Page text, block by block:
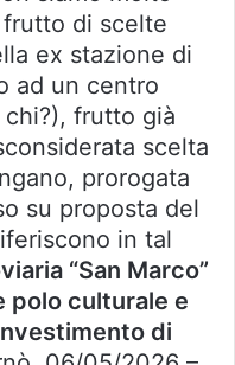
frutto di scelte
ex stazione di
ad un centro
frutto già
scelta
prorogata
su proposta del
in tal
“San Marco”
polo culturale e
di